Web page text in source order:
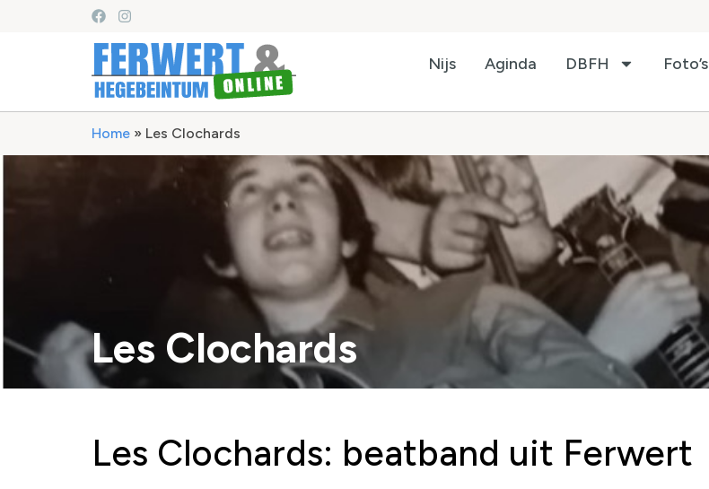
Nijs Aginda DBFH Foto’s
Home » Les Clochards
Les Clochards
Les Clochards: beatband uit Ferwert